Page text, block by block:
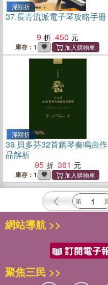
滿額折
37.長青流派電子琴攻略手冊
9
450
庫存：1
滿額折
39.貝多芬32首鋼琴奏鳴曲作
品解析
95
361
庫存：1
網站導航 >>
聚焦三民 >>